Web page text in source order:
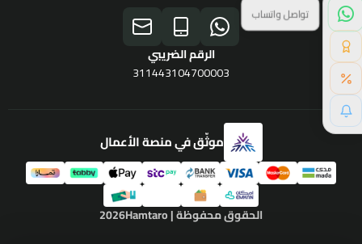
الرقم الضريبي
311443104700003
موثّق في منصة الأعمال
الحقوق محفوظة | 2026Hamtaro
برنامج الولاء